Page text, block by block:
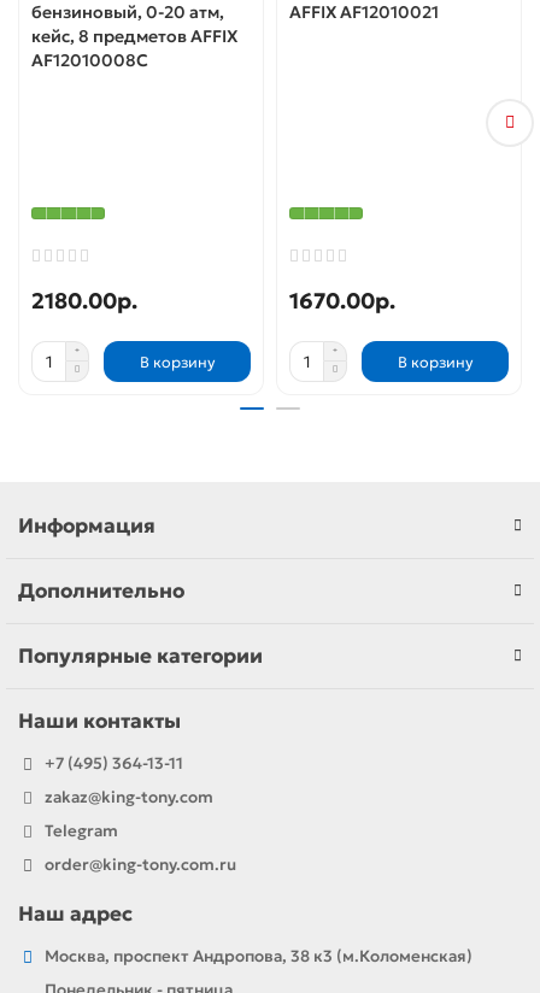
бензиновый, 0-20 атм,
кейс, 8 предметов AFFIX
AF12010008C
2180.00р.
В корзину
AFFIX AF12010021
1670.00р.
В корзину
Информация
Дополнительно
Популярные категории
Наши контакты
+7 (495) 364-13-11
zakaz@king-tony.com
Telegram
order@king-tony.com.ru
Наш адрес
Москва, проспект Андропова, 38 к3 (м.Коломенская)